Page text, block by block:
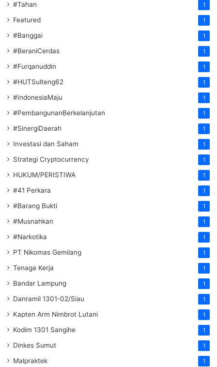
#Tahan 1
Featured 1
#Banggai 1
#BeraniCerdas 1
#Furqanuddin 1
#HUTSulteng62 1
#IndonesiaMaju 1
#PembangunanBerkelanjutan 1
#SinergiDaerah 1
Investasi dan Saham 1
Strategi Cryptocurrency 1
HUKUM/PERISTIWA 1
#41 Perkara 1
#Barang Bukti 1
#Musnahkan 1
#Narkotika 1
PT Nikomas Gemilang 1
Tenaga Kerja 1
Bandar Lampung 1
Danramil 1301-02/Siau 1
Kapten Arm Nimbrot Lutani 1
Kodim 1301 Sangihe 1
Dinkes Sumut 1
Malpraktek 1